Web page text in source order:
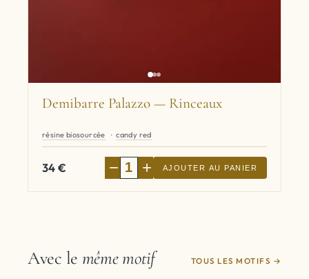
Demibarre Palazzo — Rinceaux
résine biosourcée candy red
34€ − + AJOUTER AU PANIER
Avec le même motif TOUS LES MOTIFS